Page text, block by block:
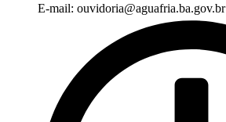
E-mail: ouvidoria@aguafria.ba.gov.br